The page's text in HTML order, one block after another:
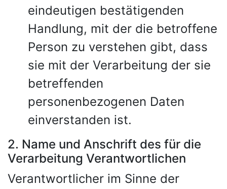
eindeutigen bestätigenden
Handlung, mit der die betroffene
Person zu verstehen gibt, dass
sie mit der Verarbeitung der sie
betreffenden
personenbezogenen Daten
einverstanden ist.
2. Name und Anschrift des für die
Verarbeitung Verantwortlichen
Verantwortlicher im Sinne der